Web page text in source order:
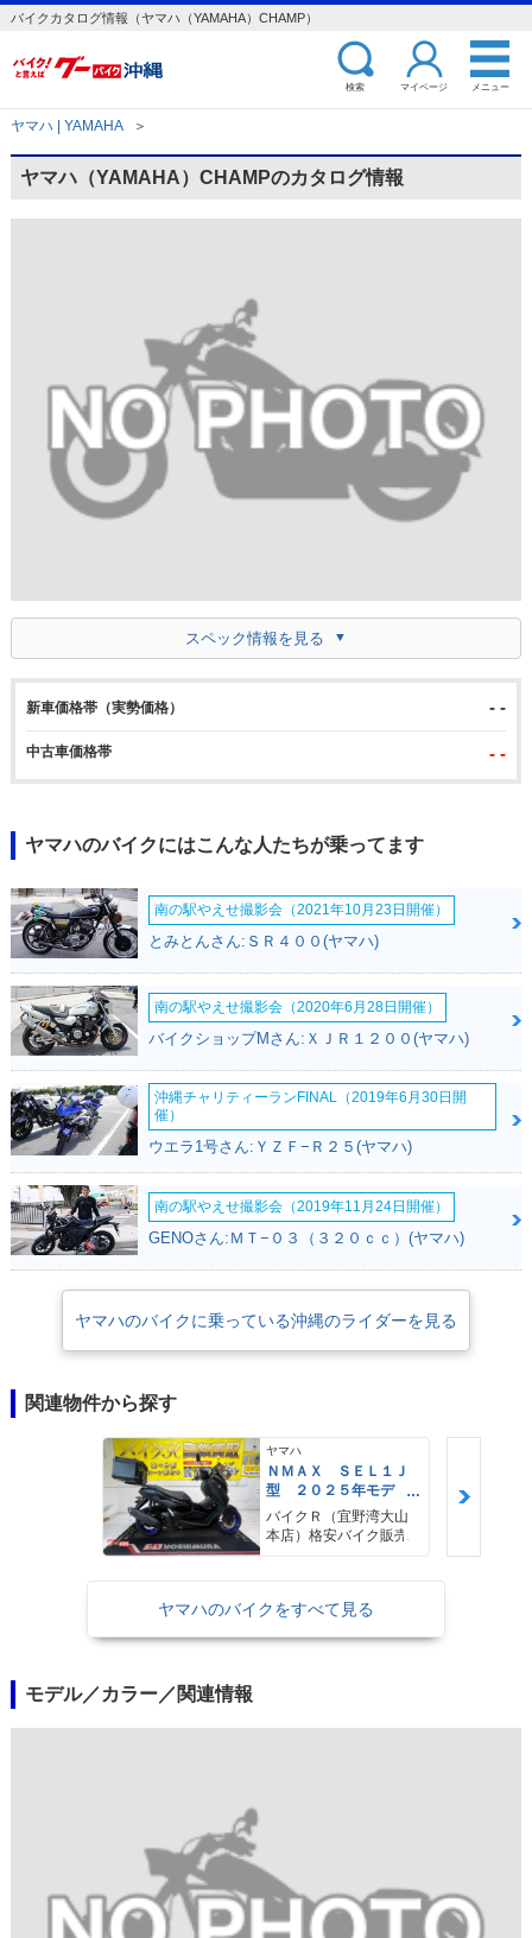
バイクカタログ情報（ヤマハ（YAMAHA）CHAMP）
検索 マイページ メニュー
ヤマハ | YAMAHA ＞
ヤマハ（YAMAHA）CHAMPのカタログ情報
スペック情報を見る
新車価格帯（実勢価格） - -
中古車価格帯 - -
ヤマハのバイクにはこんな人たちが乗ってます
南の駅やえせ撮影会（2021年10月23日開催）
とみとんさん:ＳＲ４００(ヤマハ)
南の駅やえせ撮影会（2020年6月28日開催）
バイクショップMさん:ＸＪＲ１２００(ヤマハ)
沖縄チャリティーランFINAL（2019年6月30日開
催）
ウエラ1号さん:ＹＺＦ−Ｒ２５(ヤマハ)
南の駅やえせ撮影会（2019年11月24日開催）
GENOさん:ＭＴ−０３（３２０ｃｃ）(ヤマハ)
ヤマハのバイクに乗っている沖縄のライダーを見る
関連物件から探す
ヤマハ
ＮＭＡＸ ＳＥＬ１Ｊ
型 ２０２５年モデ
ル ＡＢＳ キーレ
ス リアキャリア リ
アＢＯＸ
バイクＲ（宜野湾大山
本店）格安バイク販売
ヤマハのバイクをすべて見る
モデル／カラー／関連情報